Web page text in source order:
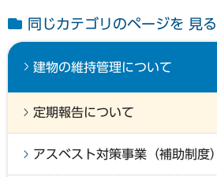
同じカテゴリのページを 見る
建物の維持管理について
定期報告について
アスベスト対策事業（補助制度）